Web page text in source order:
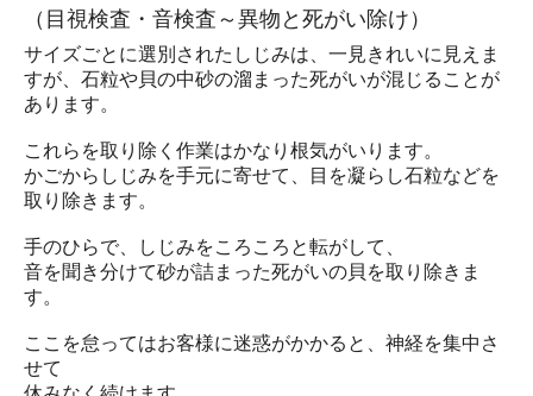
（目視検査・音検査～異物と死がい除け）
サイズごとに選別されたしじみは、一見きれいに見えま
すが、石粒や貝の中砂の溜まった死がいが混じることが
あります。
これらを取り除く作業はかなり根気がいります。
かごからしじみを手元に寄せて、目を凝らし石粒などを
取り除きます。
手のひらで、しじみをころころと転がして、
音を聞き分けて砂が詰まった死がいの貝を取り除きま
す。
ここを怠ってはお客様に迷惑がかかると、神経を集中さ
せて